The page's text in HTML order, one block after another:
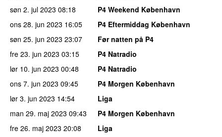
søn 2. jul 2023 08:18
P4 Weekend København
ons 28. jun 2023 16:05
P4 Eftermiddag København
søn 25. jun 2023 23:07
Før natten på P4
fre 23. jun 2023 03:15
P4 Natradio
lør 10. jun 2023 00:48
P4 Natradio
ons 7. jun 2023 09:45
P4 Morgen København
lør 3. jun 2023 14:54
Liga
man 29. maj 2023 09:43
P4 Morgen København
fre 26. maj 2023 20:08
Liga